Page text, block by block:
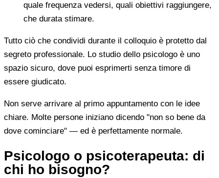
quale frequenza vedersi, quali obiettivi raggiungere,
che durata stimare.
Tutto ciò che condividi durante il colloquio è protetto dal
segreto professionale. Lo studio dello psicologo è uno
spazio sicuro, dove puoi esprimerti senza timore di
essere giudicato.
Non serve arrivare al primo appuntamento con le idee
chiare. Molte persone iniziano dicendo "non so bene da
dove cominciare" — ed è perfettamente normale.
Psicologo o psicoterapeuta: di
chi ho bisogno?